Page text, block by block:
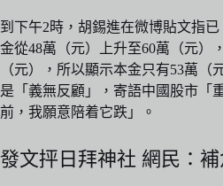
到下午2時，胡錫進在微博貼文指
金從48萬（元）上升至60萬（元）
（元），所以顯示本金只有53萬
是「義無反顧」，寄語中國股市「
前，我願意陪着它跌」。
發文抨日拜神社 網民：補